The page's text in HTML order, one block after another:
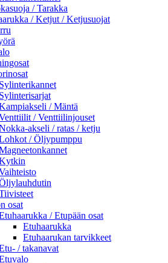
/ Tarakka
/ Ketjut / Ketjusuojat
Sylinterikannet
Sylinterisarjat
/ Mäntä
/ Venttiilinjouset
akseli / ratas / ketju
/ Öljypumppu
osat
/ Etupään osat
Etuhaarukka
Etuhaarukan tarvikkeet
/ takanavat